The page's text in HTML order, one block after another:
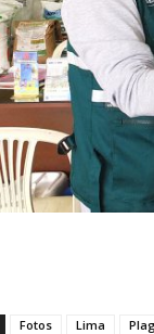
Fotos Lima